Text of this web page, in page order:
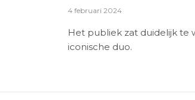
4 februari 2024
Het publiek zat duidelijk
iconische duo.